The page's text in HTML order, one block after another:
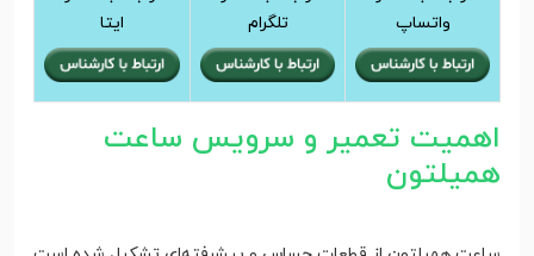
واتساپ
تلگرام
ایتا
اهمیت تعمیر و سرویس ساعت
همیلتون